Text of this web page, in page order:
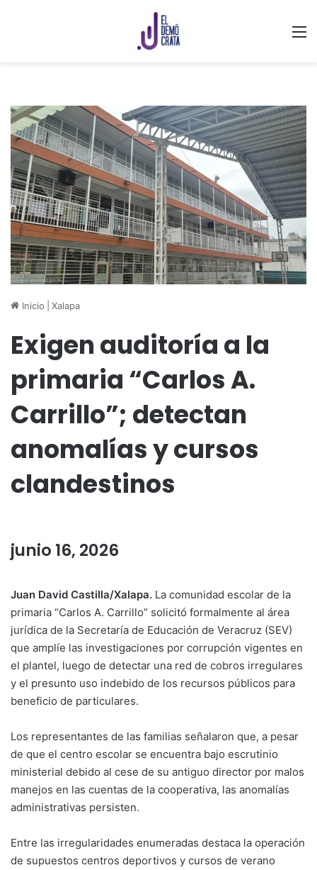
Inicio Xalapa
Exigen auditoría a la
primaria “Carlos A.
Carrillo”; detectan
anomalías y cursos
clandestinos
junio 16, 2026
Juan David Castilla/Xalapa. La comunidad escolar de la
primaria “Carlos A. Carrillo” solicitó formalmente al área
jurídica de la Secretaría de Educación de Veracruz (SEV)
que amplíe las investigaciones por corrupción vigentes en
el plantel, luego de detectar una red de cobros irregulares
y el presunto uso indebido de los recursos públicos para
beneficio de particulares.
Los representantes de las familias señalaron que, a pesar
de que el centro escolar se encuentra bajo escrutinio
ministerial debido al cese de su antiguo director por malos
manejos en las cuentas de la cooperativa, las anomalías
administrativas persisten.
Entre las irregularidades enumeradas destaca la operación
de supuestos centros deportivos y cursos de verano